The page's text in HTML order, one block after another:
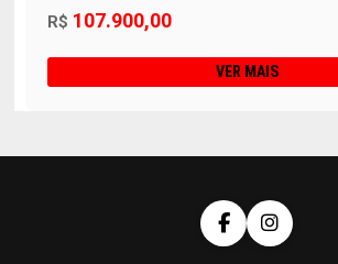
R$ 107.900,00
VER MAIS